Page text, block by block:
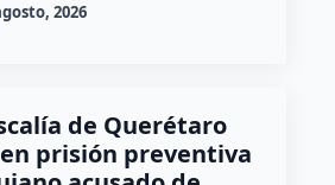
2026
de Querétaro
prisión preventiva